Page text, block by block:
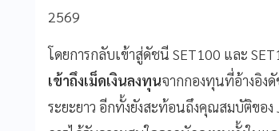
2569
โดยการกลับเข้าสู่ดัชนี SET100 และ
เข้าถึงเม็ดเงินลงทุนจากกองทุนที่อ้างอิง
ระยะยาว อีกทั้งยังสะท้อนถึงคุณสมบัติขอ